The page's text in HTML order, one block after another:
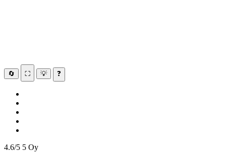
🔄 ⛶ 💡 ❓
4.6/5 5 Oy